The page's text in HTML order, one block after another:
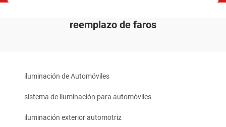
reemplazo de faros
iluminación de Automóviles
sistema de iluminación para automóviles
iluminación exterior automotriz